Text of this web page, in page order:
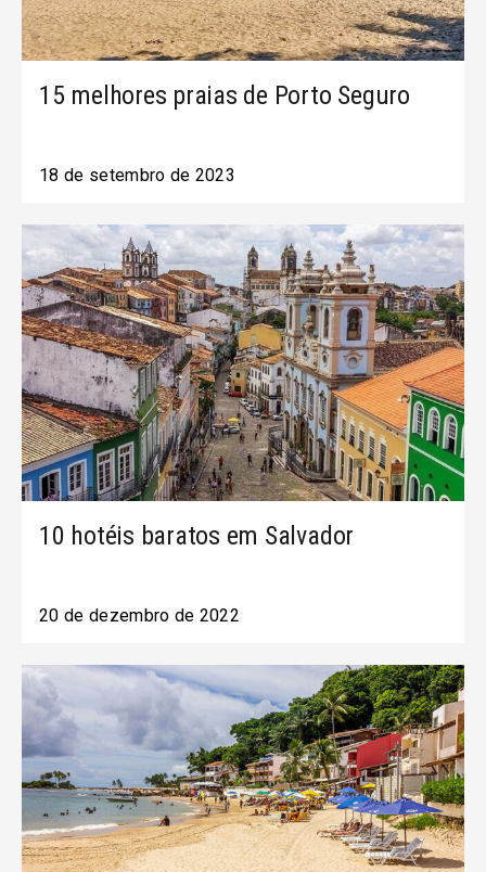
15 melhores praias de Porto Seguro
18 de setembro de 2023
10 hotéis baratos em Salvador
20 de dezembro de 2022